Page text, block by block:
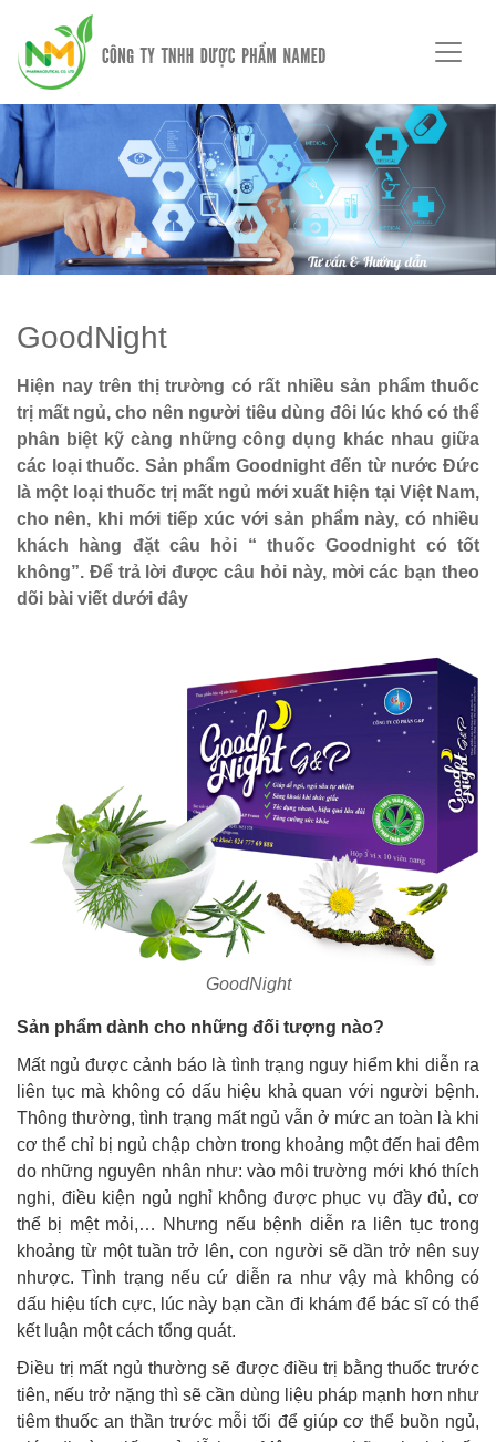
GoodNight
Hiện nay trên thị trường có rất nhiều sản phẩm thuốc
trị mất ngủ, cho nên người tiêu dùng đôi lúc khó có thể
phân biệt kỹ càng những công dụng khác nhau giữa
các loại thuốc. Sản phẩm Goodnight đến từ nước Đức
là một loại thuốc trị mất ngủ mới xuất hiện tại Việt Nam,
cho nên, khi mới tiếp xúc với sản phẩm này, có nhiều
khách hàng đặt câu hỏi “ thuốc Goodnight có tốt
không”. Để trả lời được câu hỏi này, mời các bạn theo
dõi bài viết dưới đây
GoodNight
Sản phẩm dành cho những đối tượng nào?
Mất ngủ được cảnh báo là tình trạng nguy hiểm khi diễn ra
liên tục mà không có dấu hiệu khả quan với người bệnh.
Thông thường, tình trạng mất ngủ vẫn ở mức an toàn là khi
cơ thể chỉ bị ngủ chập chờn trong khoảng một đến hai đêm
do những nguyên nhân như: vào môi trường mới khó thích
nghi, điều kiện ngủ nghỉ không được phục vụ đầy đủ, cơ
thể bị mệt mỏi,… Nhưng nếu bệnh diễn ra liên tục trong
khoảng từ một tuần trở lên, con người sẽ dần trở nên suy
nhược. Tình trạng nếu cứ diễn ra như vậy mà không có
dấu hiệu tích cực, lúc này bạn cần đi khám để bác sĩ có thể
kết luận một cách tổng quát.
Điều trị mất ngủ thường sẽ được điều trị bằng thuốc trước
tiên, nếu trở nặng thì sẽ cần dùng liệu pháp mạnh hơn như
tiêm thuốc an thần trước mỗi tối để giúp cơ thể buồn ngủ,